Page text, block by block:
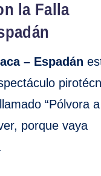
la Falla
– Espadán
“Pólvora
porque vaya